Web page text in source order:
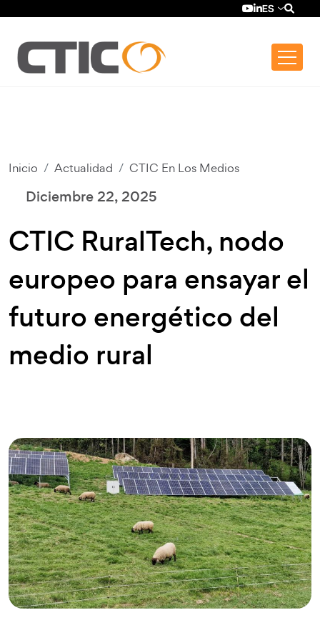
Pasar al contenido principal
Top bar menu YouTube (se
LinkedIn (se
ES
Inicio Actualidad CTIC En Los Medios
Diciembre 22, 2025
CTIC RuralTech, nodo
europeo para ensayar el
futuro energético del
medio rural